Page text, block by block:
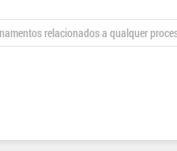
relacionados a qualquer